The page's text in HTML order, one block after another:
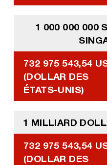
1 000 000 000
732 975 543,54
(DOLLAR DES
ÉTATS-UNIS)
1 MILLIARD
732 975 543,54
(DOLLAR DES